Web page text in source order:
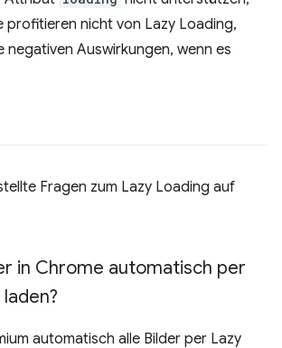
profitieren nicht von Lazy Loading,
negativen Auswirkungen, wenn es
Fragen zum Lazy Loading auf
in Chrome automatisch per
automatisch alle Bilder per Lazy